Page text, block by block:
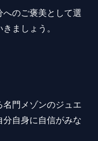
のご褒美として選
ましょう。
名門メゾンのジュエ
分自身に自信がみな